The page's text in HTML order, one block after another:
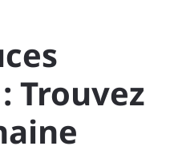
Trouvez